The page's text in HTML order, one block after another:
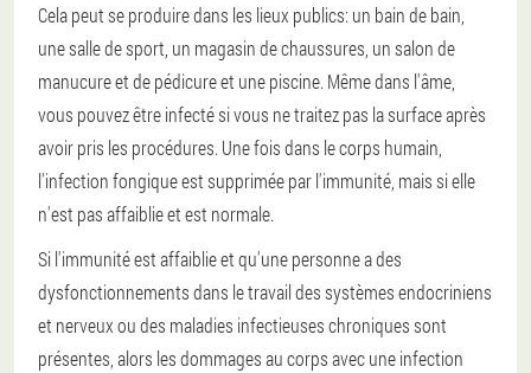
Cela peut se produire dans les lieux publics: un bain de bain,
une salle de sport, un magasin de chaussures, un salon de
manucure et de pédicure et une piscine. Même dans l'âme,
vous pouvez être infecté si vous ne traitez pas la surface après
avoir pris les procédures. Une fois dans le corps humain,
l'infection fongique est supprimée par l'immunité, mais si elle
n'est pas affaiblie et est normale.
Si l'immunité est affaiblie et qu'une personne a des
dysfonctionnements dans le travail des systèmes endocriniens
et nerveux ou des maladies infectieuses chroniques sont
présentes, alors les dommages au corps avec une infection